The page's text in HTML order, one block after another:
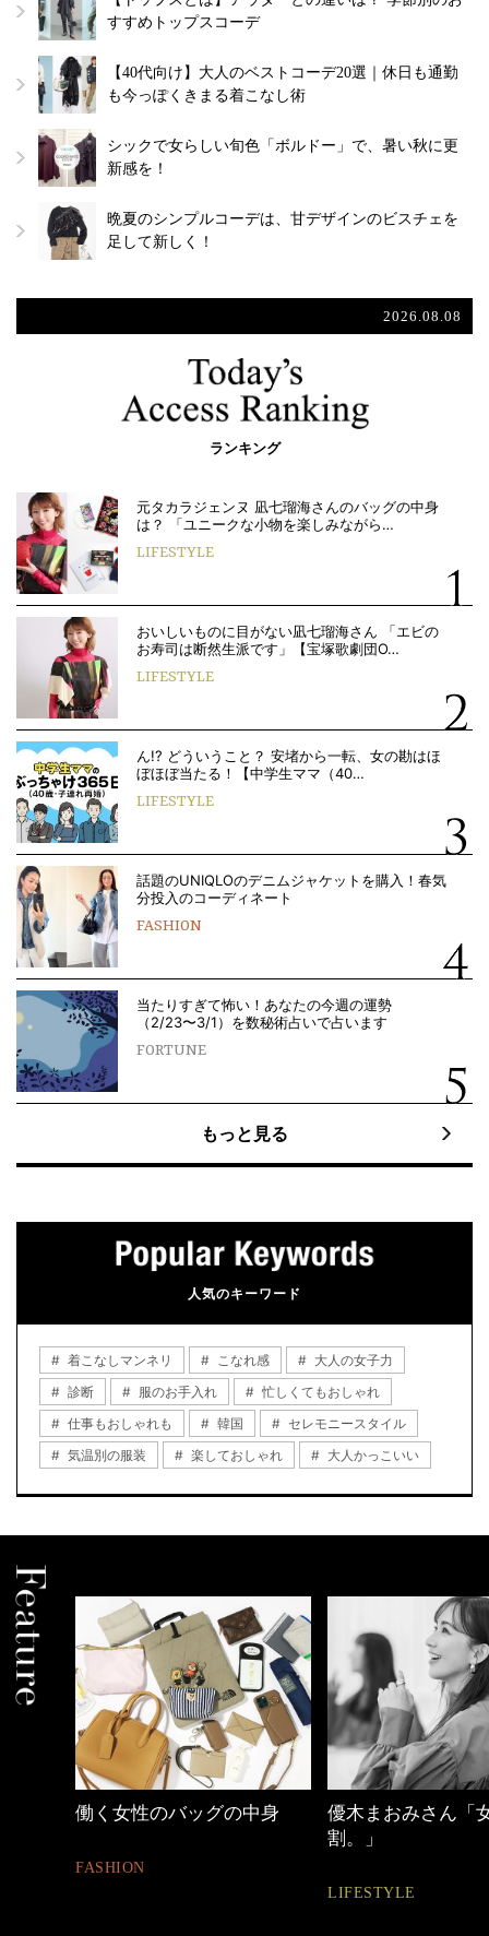
すすめトップスコーデ
【40代向け】大人のベストコーデ20選｜休日も通勤
も今っぽくきまる着こなし術
シックで女らしい旬色「ボルドー」で、暑い秋に更
新感を！
晩夏のシンプルコーデは、甘デザインのビスチェを
足して新しく！
2026.08.08
ランキング
元タカラジェンヌ 凪七瑠海さんのバッグの中身
は？ 「ユニークな小物を楽しみながら…
LIFESTYLE
おいしいものに目がない凪七瑠海さん 「エビの
お寿司は断然生派です」【宝塚歌劇団O…
LIFESTYLE
ん!? どういうこと？ 安堵から一転、女の勘はほ
ぼほぼ当たる！【中学生ママ（40…
LIFESTYLE
話題のUNIQLOのデニムジャケットを購入！春気
分投入のコーディネート
FASHION
当たりすぎて怖い！あなたの今週の運勢
（2/23〜3/1）を数秘術占いで占います
FORTUNE
もっと見る
人気のキーワード
着こなしマンネリ こなれ感
大人の女子力
診断
服のお手入れ
忙しくてもおしゃれ
仕事もおしゃれも
韓国
セレモニースタイル
気温別の服装
楽しておしゃれ 大人かっこいい
優木まおみさん「女の時間
【ワーママのきれ
ュアル通勤】
FASHION